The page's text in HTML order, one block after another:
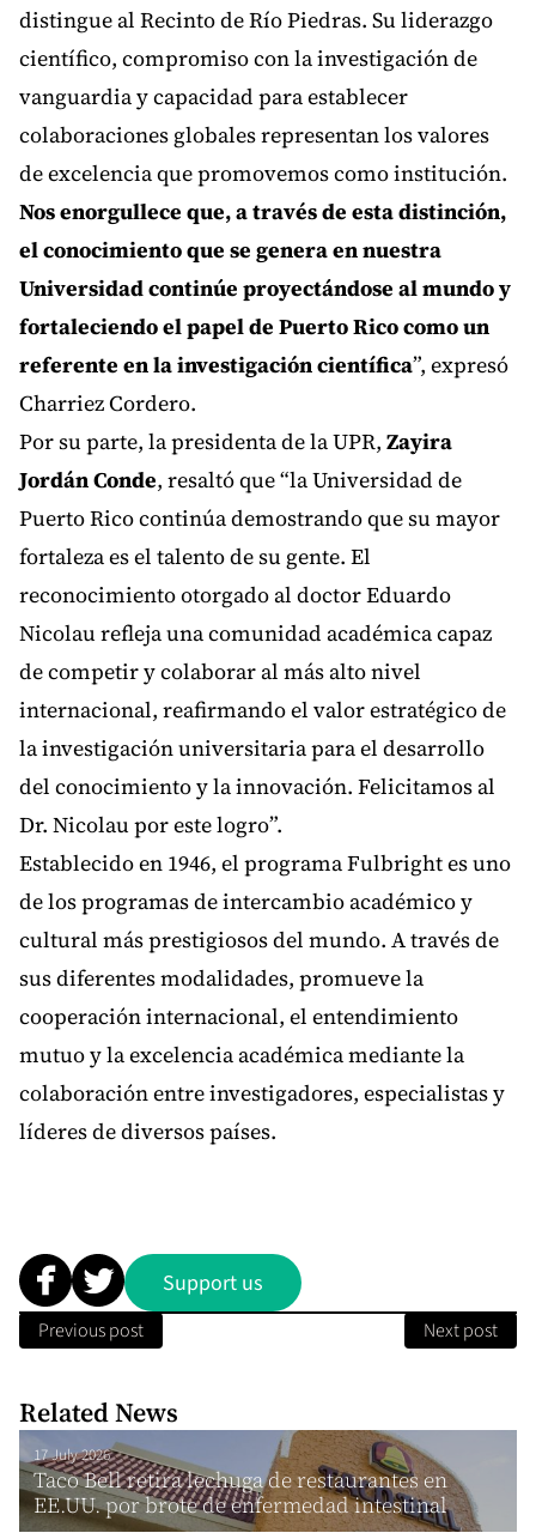
distingue al Recinto de Río Piedras. Su liderazgo
científico, compromiso con la investigación de
vanguardia y capacidad para establecer
colaboraciones globales representan los valores
de excelencia que promovemos como institución.
Nos enorgullece que, a través de esta distinción,
el conocimiento que se genera en nuestra
Universidad continúe proyectándose al mundo y
fortaleciendo el papel de Puerto Rico como un
referente en la investigación científica”, expresó
Charriez Cordero.
Por su parte, la presidenta de la UPR, Zayira
Jordán Conde, resaltó que “la Universidad de
Puerto Rico continúa demostrando que su mayor
fortaleza es el talento de su gente. El
reconocimiento otorgado al doctor Eduardo
Nicolau refleja una comunidad académica capaz
de competir y colaborar al más alto nivel
internacional, reafirmando el valor estratégico de
la investigación universitaria para el desarrollo
del conocimiento y la innovación. Felicitamos al
Dr. Nicolau por este logro”.
Establecido en 1946, el programa Fulbright es uno
de los programas de intercambio académico y
cultural más prestigiosos del mundo. A través de
sus diferentes modalidades, promueve la
cooperación internacional, el entendimiento
mutuo y la excelencia académica mediante la
colaboración entre investigadores, especialistas y
líderes de diversos países.
Support us
Previous post Next post
Related News
17 July 2026
Taco Bell retira lechuga de restaurantes en
EE.UU. por brote de enfermedad intestinal